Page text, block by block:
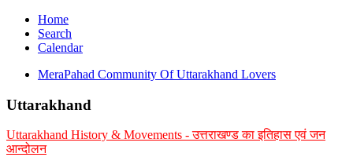
Home
Search
Calendar
MeraPahad Community Of Uttarakhand Lovers
Uttarakhand
Uttarakhand History & Movements - उत्तराखण्ड का इतिहास एवं जन
आन्दोलन